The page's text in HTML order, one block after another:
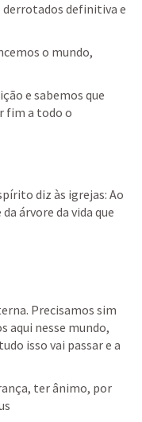
derrotados definitiva e
o mundo,
e sabemos que
fim a todo o
diz às igrejas: Ao
árvore da vida que
Precisamos sim
aqui nesse mundo,
isso vai passar e a
ter ânimo, por